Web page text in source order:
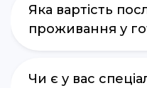
Яка вартість
проживання у
Чи є у вас